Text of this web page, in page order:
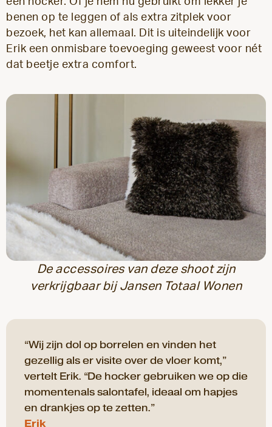
benen op te leggen of als extra zitplek voor
bezoek, het kan allemaal. Dit is uiteindelijk voor
Erik een onmisbare toevoeging geweest voor nét
dat beetje extra comfort.
De accessoires van deze shoot zijn
verkrijgbaar bij Jansen Totaal Wonen
“Wij zijn dol op borrelen en vinden het
gezellig als er visite over de vloer komt,”
vertelt Erik. “De hocker gebruiken we op die
momentenals salontafel, ideaal om hapjes
en drankjes op te zetten.”
Erik